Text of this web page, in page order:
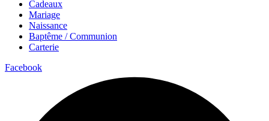
Cadeaux
Mariage
Naissance
Baptême / Communion
Carterie
Facebook